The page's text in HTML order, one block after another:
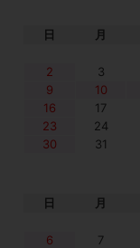
日
月
2
3
9
10
16
17
23
24
30
31
日
月
6
7